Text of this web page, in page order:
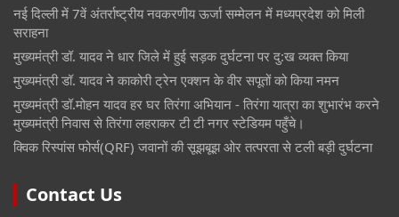
नई दिल्ली में 7वें अंतर्राष्ट्रीय नवकरणीय ऊर्जा सम्मेलन में मध्यप्रदेश को मिली
सराहना
मुख्यमंत्री डॉ. यादव ने धार जिले में हुई सड़क दुर्घटना पर दु:ख व्यक्त किया
मुख्यमंत्री डॉ. यादव ने काकोरी ट्रेन एक्शन के वीर सपूतों को किया नमन
मुख्यमंत्री डॉ.मोहन यादव हर घर तिरंगा अभियान - तिरंगा यात्रा का शुभारंभ करने
मुख्यमंत्री निवास से तिरंगा लहराकर टी टी नगर स्टेडियम पहुँचे।
क्विक रिस्पांस फोर्स(QRF) जवानों की सूझबूझ ओर तत्परता से टली बड़ी दुर्घटना
Contact Us